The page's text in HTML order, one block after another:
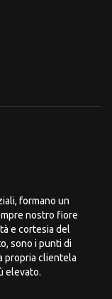
formano un
nostro fiore
e cortesia del
sono i punti di
propria clientela
elevato.